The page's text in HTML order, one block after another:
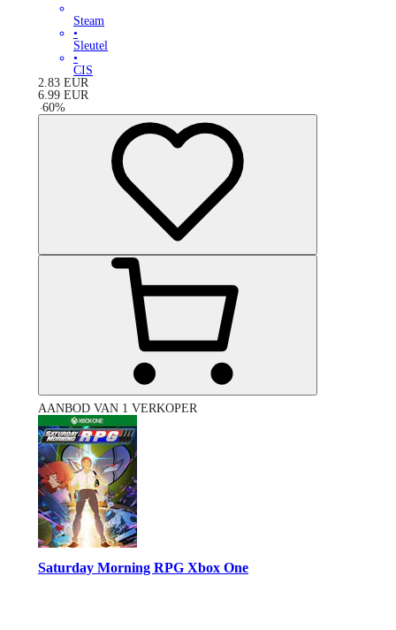
Steam
•
Sleutel
•
CIS
2.83 EUR
6.99 EUR
-60%
AANBOD VAN 1 VERKOPER
Saturday Morning RPG Xbox One